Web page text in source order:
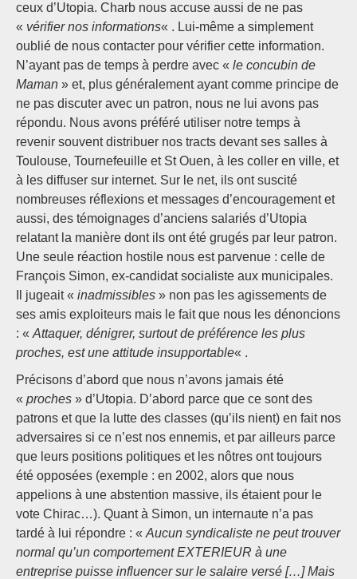
ceux d’Utopia. Charb nous accuse aussi de ne pas
« vérifier nos informations« . Lui-même a simplement
oublié de nous contacter pour vérifier cette information.
N’ayant pas de temps à perdre avec « le concubin de
Maman » et, plus généralement ayant comme principe de
ne pas discuter avec un patron, nous ne lui avons pas
répondu. Nous avons préféré utiliser notre temps à
revenir souvent distribuer nos tracts devant ses salles à
Toulouse, Tournefeuille et St Ouen, à les coller en ville, et
à les diffuser sur internet. Sur le net, ils ont suscité
nombreuses réflexions et messages d’encouragement et
aussi, des témoignages d’anciens salariés d’Utopia
relatant la manière dont ils ont été grugés par leur patron.
Une seule réaction hostile nous est parvenue : celle de
François Simon, ex-candidat socialiste aux municipales.
Il jugeait « inadmissibles » non pas les agissements de
ses amis exploiteurs mais le fait que nous les dénoncions
: « Attaquer, dénigrer, surtout de préférence les plus
proches, est une attitude insupportable« .
Précisons d’abord que nous n’avons jamais été
« proches » d’Utopia. D’abord parce que ce sont des
patrons et que la lutte des classes (qu’ils nient) en fait nos
adversaires si ce n’est nos ennemis, et par ailleurs parce
que leurs positions politiques et les nôtres ont toujours
été opposées (exemple : en 2002, alors que nous
appelions à une abstention massive, ils étaient pour le
vote Chirac…). Quant à Simon, un internaute n’a pas
tardé à lui répondre : « Aucun syndicaliste ne peut trouver
normal qu’un comportement EXTERIEUR à une
entreprise puisse influencer sur le salaire versé […] Mais